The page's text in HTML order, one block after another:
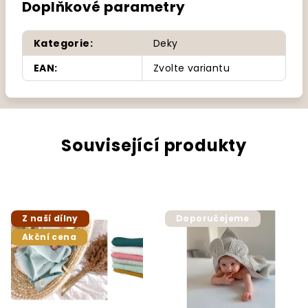
Doplňkové parametry
Kategorie:
Deky
EAN: Zvolte variantu
Související produkty
Z naší dílny
Akční cena
Doporučejeme